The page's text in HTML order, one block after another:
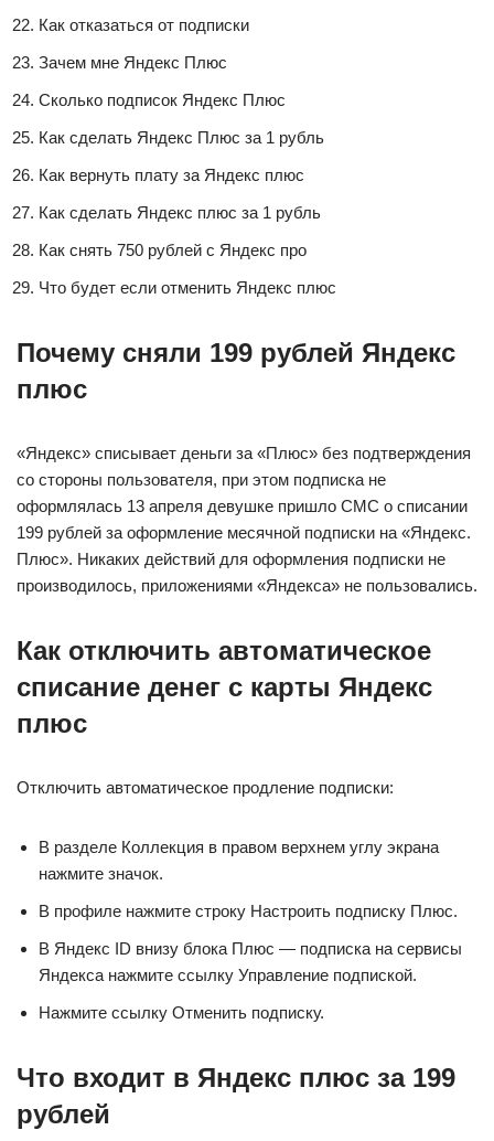
Как отказаться от подписки
Зачем мне Яндекс Плюс
Сколько подписок Яндекс Плюс
Как сделать Яндекс Плюс за 1 рубль
Как вернуть плату за Яндекс плюс
Как сделать Яндекс плюс за 1 рубль
Как снять 750 рублей с Яндекс про
Что будет если отменить Яндекс плюс
Почему сняли 199 рублей Яндекс
плюс
«Яндекс» списывает деньги за «Плюс» без подтверждения
со стороны пользователя, при этом подписка не
оформлялась 13 апреля девушке пришло СМС о списании
199 рублей за оформление месячной подписки на «Яндекс.
Плюс». Никаких действий для оформления подписки не
производилось, приложениями «Яндекса» не пользовались.
Как отключить автоматическое
списание денег с карты Яндекс
плюс
Отключить автоматическое продление подписки:
В разделе Коллекция в правом верхнем углу экрана
нажмите значок.
В профиле нажмите строку Настроить подписку Плюс.
В Яндекс ID внизу блока Плюс — подписка на сервисы
Яндекса нажмите ссылку Управление подпиской.
Нажмите ссылку Отменить подписку.
Что входит в Яндекс плюс за 199
рублей